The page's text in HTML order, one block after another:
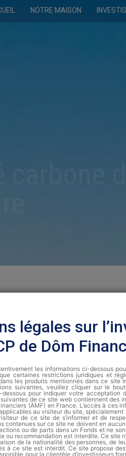
NOTRE MAISON
une obligation
pour conjuguer
offre une solution durable,
a lancé Dôm Régénération,
légales sur
de Dôm
les informations ci-dessous
certaines restrictions juridiques et
les produits mentionnés dans ce site
suivantes, veuillez cliquer sur le
pour indiquer votre acceptation
de ce site web contiennent des
(AMF) en France. L’accès à ces
au visiteur du site,
de ce site de s’informer et de
contenues sur ce site ne doivent en
ou de parts dans un Fonds et ne
ou recommandation est interdite. Ce site
de la nationalité des personnes, de
à ce site est interdit. Ce site propose
pour la clientèle d’investisseurs